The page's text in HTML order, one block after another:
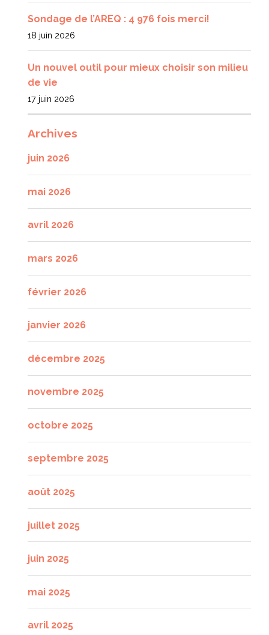
Sondage de l’AREQ : 4 976 fois merci!
18 juin 2026
Un nouvel outil pour mieux choisir son milieu
de vie
17 juin 2026
Archives
juin 2026
mai 2026
avril 2026
mars 2026
février 2026
janvier 2026
décembre 2025
novembre 2025
octobre 2025
septembre 2025
août 2025
juillet 2025
juin 2025
mai 2025
avril 2025